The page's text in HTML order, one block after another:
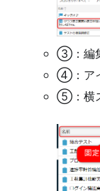
③：編
④：ア
⑤：横